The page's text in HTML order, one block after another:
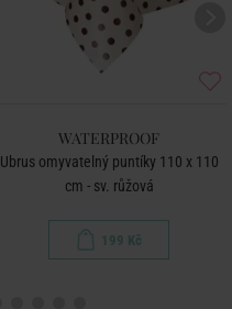
WATERPROOF
Ubrus omyvatelný puntíky 110 x 110
cm - sv. růžová
199 Kč